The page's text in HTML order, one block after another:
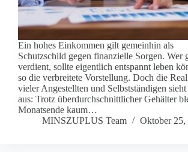
Ein hohes Einkommen gilt gemeinhin als
Schutzschild gegen finanzielle Sorgen. Wer
verdient, sollte eigentlich entspannt leben
so die verbreitete Vorstellung. Doch die
vieler Angestellten und Selbstständigen sieht
aus: Trotz überdurchschnittlicher Gehälter
Monatsende kaum…
MINSZUPLUS Team
Oktober 25,